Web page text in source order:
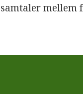
samtaler mellem